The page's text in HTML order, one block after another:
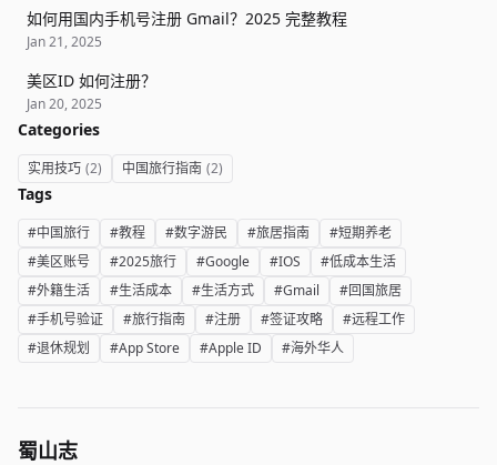
如何用国内手机号注册 Gmail？2025 完整教程
Jan 21, 2025
美区ID 如何注册？
Jan 20, 2025
Categories
实用技巧 (2) 中国旅行指南 (2)
Tags
#中国旅行 #教程 #数字游民 #旅居指南
#短期养老
#美区账号
#2025旅行 #Google #IOS
#低成本生活
#外籍生活
#生活成本 #生活方式 #Gmail
#回国旅居
#手机号验证
#旅行指南 #注册 #签证攻略
#远程工作
#退休规划
#App Store #Apple ID #海外华人
蜀山志